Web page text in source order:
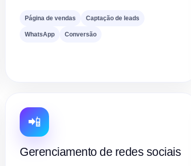
Página de vendas Captação de leads
WhatsApp Conversão
📲
Gerenciamento de redes sociais